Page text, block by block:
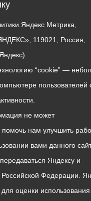
Яндекс Метрика,
119021, Россия,
“cookie” —
пользователей
не может
нам улучшить
вами данного
Яндексу и
Федерации.
оценки